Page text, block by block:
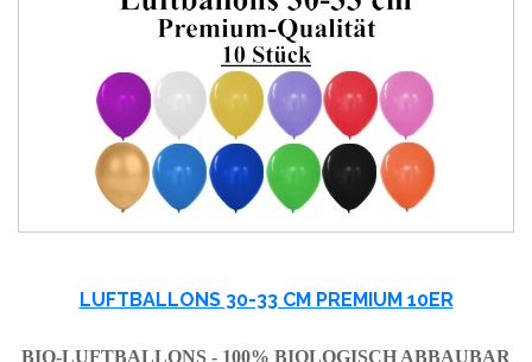
LUFTBALLONS 30-33 CM PREMIUM 10ER
BIO-LUFTBALLONS - 100% BIOLOGISCH ABBAUBAR